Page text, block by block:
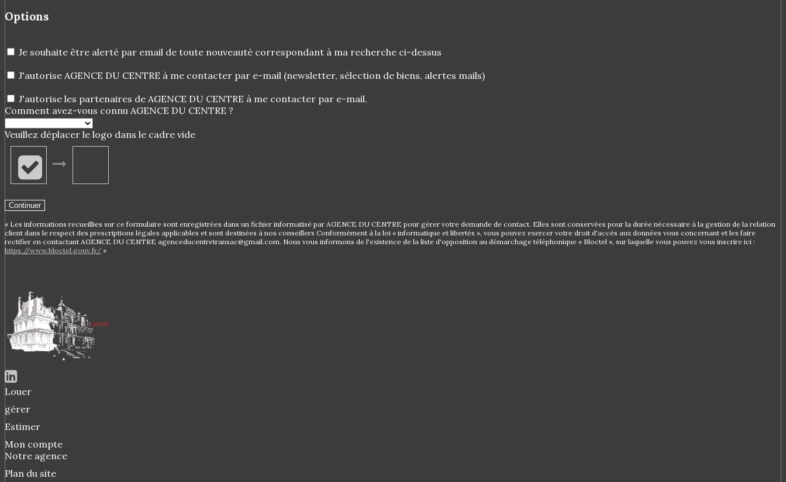
Options
Je souhaite être alerté par email de toute nouveauté correspondant à ma recherche ci-dessus
J'autorise AGENCE DU CENTRE à me contacter par e-mail (newsletter, sélection de biens, alertes mails)
J'autorise les partenaires de AGENCE DU CENTRE à me contacter par e-mail.
Comment avez-vous connu AGENCE DU CENTRE ?
Veuillez déplacer le logo dans le cadre vide
Continuer
« Les informations recueillies sur ce formulaire sont enregistrées dans un fichier informatisé par AGENCE DU CENTRE pour gérer votre demande de contact. Elles sont conservées pour la durée nécessaire à la gestion de la relation
client dans le respect des prescriptions légales applicables et sont destinées à nos conseillers Conformément à la loi « informatique et libertés », vous pouvez exercer votre droit d'accès aux données vous concernant et les faire
rectifier en contactant AGENCE DU CENTRE agenceducentretransac@gmail.com. Nous vous informons de l'existence de la liste d'opposition au démarchage téléphonique « Bloctel », sur laquelle vous pouvez vous inscrire ici :
https://www.bloctel.gouv.fr/ »
Louer
gérer
Estimer
Mon compte
Notre agence
Plan du site